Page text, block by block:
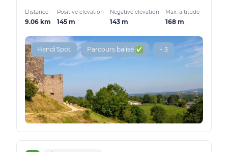
Distance
9.06 km
Positive elevation
145 m
Negative elevation
143 m
Max. altitude
168 m
Handi'Spot Parcours balisé ✅ + 3